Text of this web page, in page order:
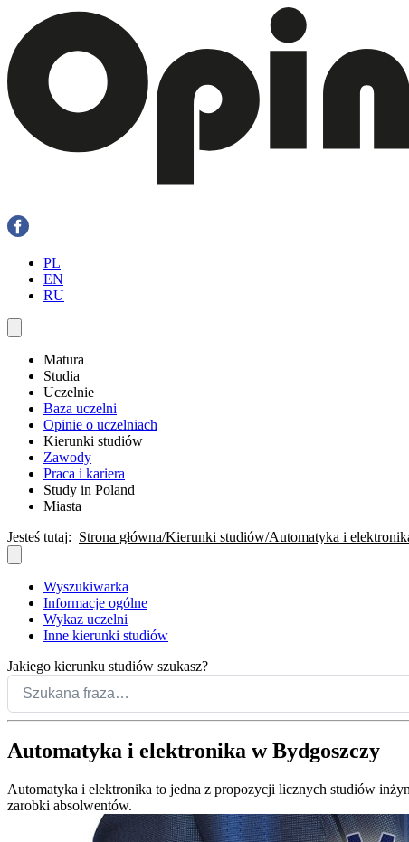
PL
EN
RU
Matura
Studia
Uczelnie
Baza uczelni
Opinie o uczelniach
Kierunki studiów
Zawody
Praca i kariera
Study in Poland
Miasta
Jesteś tutaj: Strona główna Kierunki studiów Automatyka i
Wyszukiwarka
Informacje ogólne
Wykaz uczelni
Inne kierunki studiów
Jakiego kierunku studiów szukasz?
Automatyka i elektronika w Bydgoszczy
Automatyka i elektronika to jedna z propozycji licznych studiów
zarobki absolwentów.